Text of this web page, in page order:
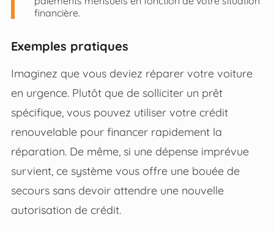
financière.
Exemples pratiques
Imaginez que vous deviez réparer votre voiture
en urgence. Plutôt que de solliciter un prêt
spécifique, vous pouvez utiliser votre crédit
renouvelable pour financer rapidement la
réparation. De même, si une dépense imprévue
survient, ce système vous offre une bouée de
secours sans devoir attendre une nouvelle
autorisation de crédit.